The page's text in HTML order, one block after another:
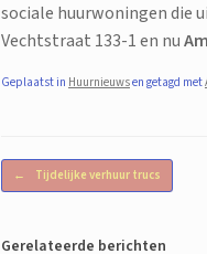
sociale huurwoningen die
Vechtstraat 133-1 en nu
Geplaatst in Huurnieuwsen getagd met
Bericht navigatie
← Tijdelijke verhuur trucs
Gerelateerde berichten